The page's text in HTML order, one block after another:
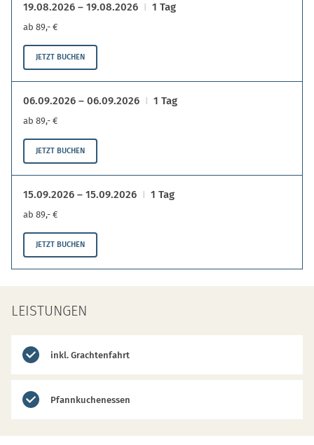
19.08.2026 – 19.08.2026 1 Tag
ab 89,- €
JETZT BUCHEN
06.09.2026 – 06.09.2026 1 Tag
ab 89,- €
JETZT BUCHEN
15.09.2026 – 15.09.2026 1 Tag
ab 89,- €
JETZT BUCHEN
LEISTUNGEN
inkl. Grachtenfahrt
Pfannkuchenessen